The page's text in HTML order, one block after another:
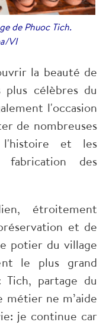
de Phuoc Tich.
VI
la beauté de
plus célèbres du
l'occasion
de nombreuses
l'histoire et les
fabrication des
étroitement
et de
potier du village
le plus grand
partage du
ne m’aide
je continue car